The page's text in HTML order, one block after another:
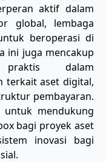
aktif dalam
global, lembaga
beroperasi di
ini juga mencakup
praktis dalam
terkait aset digital,
pembayaran.
untuk mendukung
bagi proyek aset
inovasi bagi